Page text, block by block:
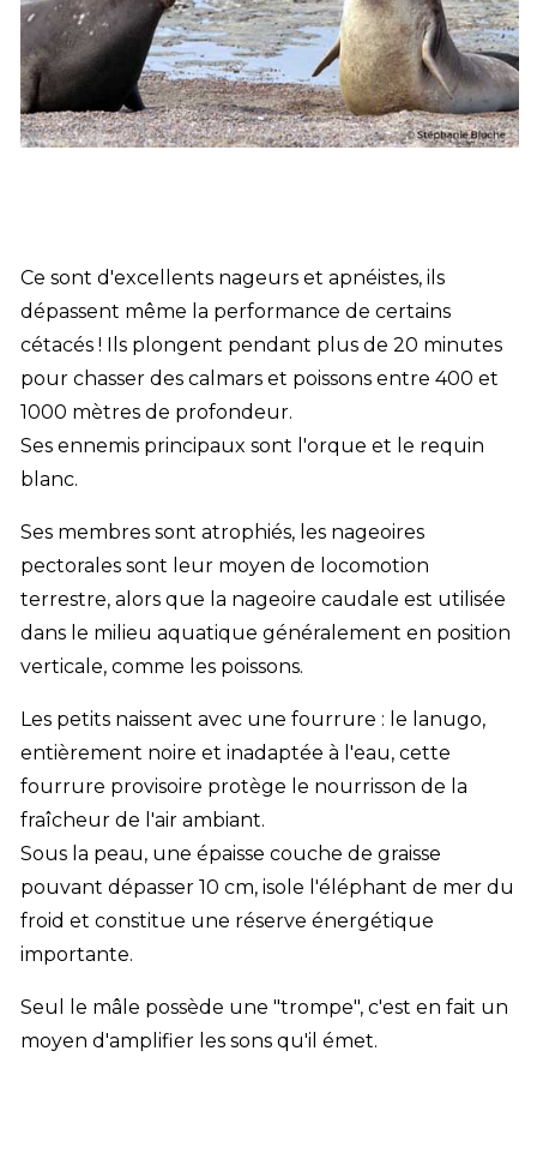
Ce sont d'excellents nageurs et apnéistes, ils
dépassent même la performance de certains
cétacés ! Ils plongent pendant plus de 20 minutes
pour chasser des calmars et poissons entre 400 et
1000 mètres de profondeur.
Ses ennemis principaux sont l'orque et le requin
blanc.
Ses membres sont atrophiés, les nageoires
pectorales sont leur moyen de locomotion
terrestre, alors que la nageoire caudale est utilisée
dans le milieu aquatique généralement en position
verticale, comme les poissons.
Les petits naissent avec une fourrure : le lanugo,
entièrement noire et inadaptée à l'eau, cette
fourrure provisoire protège le nourrisson de la
fraîcheur de l'air ambiant.
Sous la peau, une épaisse couche de graisse
pouvant dépasser 10 cm, isole l'éléphant de mer du
froid et constitue une réserve énergétique
importante.
Seul le mâle possède une "trompe", c'est en fait un
moyen d'amplifier les sons qu'il émet.